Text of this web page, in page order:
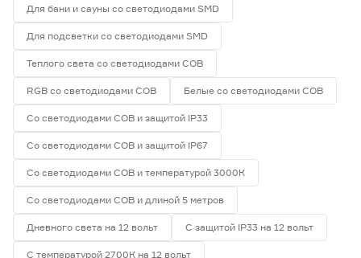
Для бани и сауны со светодиодами SMD
Для подсветки со светодиодами SMD
Теплого света со светодиодами СОВ
RGB со светодиодами СОВ Белые со светодиодами СОВ
Со светодиодами СОВ и защитой IP33
Со светодиодами СОВ и защитой IP67
Со светодиодами СОВ и температурой 3000К
Со светодиодами СОВ и длиной 5 метров
Дневного света на 12 вольт С защитой IP33 на 12 вольт
С температурой 2700К на 12 вольт